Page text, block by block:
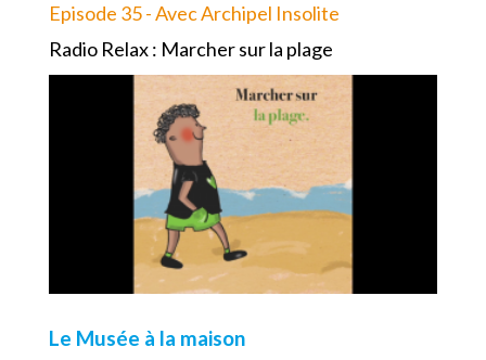
Episode 35 - Avec Archipel Insolite
Radio Relax : Marcher sur la plage
Le Musée à la maison